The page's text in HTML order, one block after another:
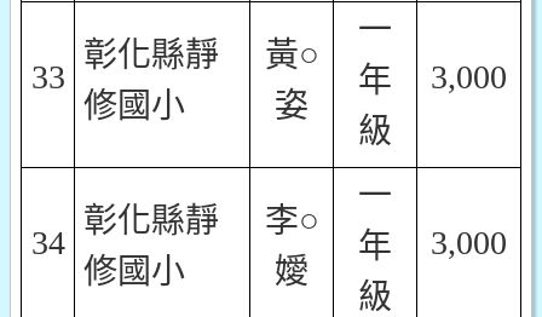
33
彰化縣靜
修國小
黃○
姿
一
年
級
3,000
34
彰化縣靜
修國小
李○
嬡
一
年
級
3,000